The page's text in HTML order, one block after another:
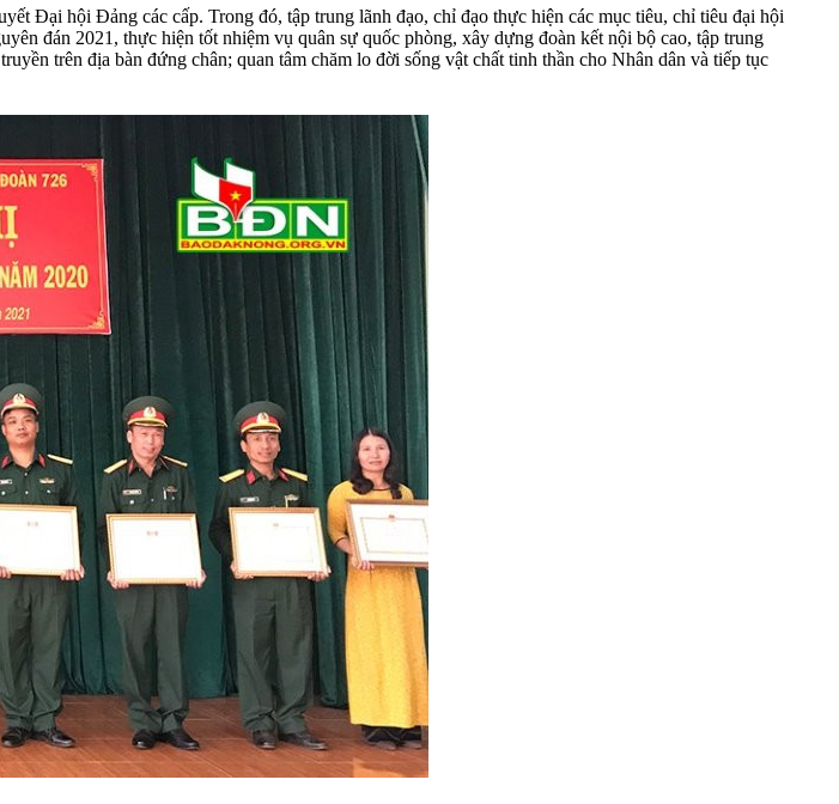
Đại hội Đảng các cấp. Trong đó, tập trung lãnh đạo, chỉ đạo thực hiện các mục tiêu, chỉ tiêu đại hội
đán 2021, thực hiện tốt nhiệm vụ quân sự quốc phòng, xây dựng đoàn kết nội bộ cao, tập trung
trên địa bàn đứng chân; quan tâm chăm lo đời sống vật chất tinh thần cho Nhân dân và tiếp tục